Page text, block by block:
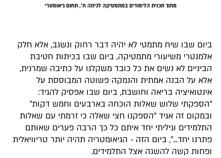
מתוך תכנית הלימודים במתמטיקה לכיתה ח', תחום גיאומטרי
ביום שבו שיח מתמטי לא יהיה דבר רחוק ונשגב, אלא חלק
אלמנטרי משיעורי מתמטיקה, ביום שבו בכיתות חטיבת
הביניים לא נשים את כל כובד משקלנו על כתיבה שמרנית,
אלא על הבנה אמתית והנמקה פשוטה המבוססת על
אינטואיציה בריאה וחושבת, ביום שבו אפסיק להגיד:
"הספקתי שלוש שאלות הוכחה בארבעים וחמש דקות"
ובמקום זה אגיד "הספקנו חצי שאלה כי זרמתי עם שאלות
התלמידים וגיליתי יחד איתם כל כך הרבה פערים שאותם
פתרנו יחד...", ביום הזה - הגיאומטריה תהיה יותר טריוויאלית
ופחות קשה להשגה אצל התלמידים.